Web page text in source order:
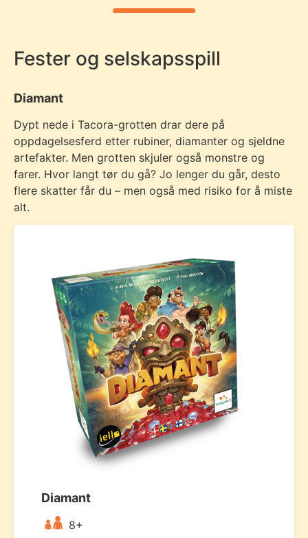
Fester og selskapsspill
Diamant
Dypt nede i Tacora-grotten drar dere på
oppdagelsesferd etter rubiner, diamanter og sjeldne
artefakter. Men grotten skjuler også monstre og
farer. Hvor langt tør du gå? Jo lenger du går, desto
flere skatter får du – men også med risiko for å miste
alt.
Diamant
8+